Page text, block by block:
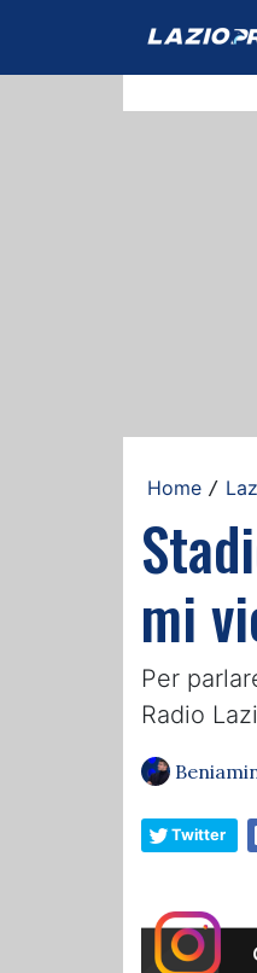
Home /
mi
Per
Radio
Twitter